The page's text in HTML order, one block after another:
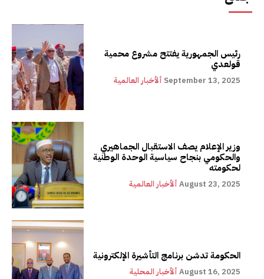
رئيس الجمهورية يفتتح مشروع محمية
قولعدي
ألأخبار العالمية September 13, 2025
وزير الإعلام يصف الاستقبال الجماهيري
والحكومي بنجاح سياسية الوحدة الوطنية
لحكومته
ألأخبار العالمية August 23, 2025
الحكومة تدشن برنامج التأشيرة الإلكترونية
ألأخبار المحلية August 16, 2025